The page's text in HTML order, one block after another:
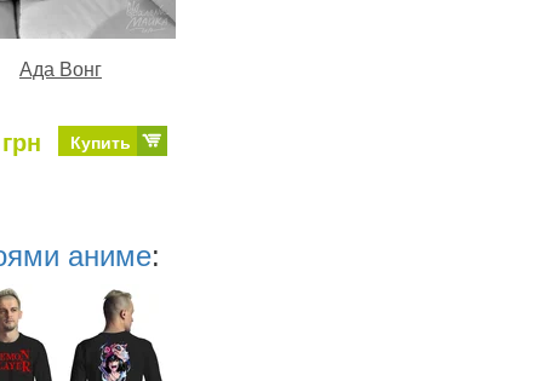
Ада Вонг
Купить
аниме: